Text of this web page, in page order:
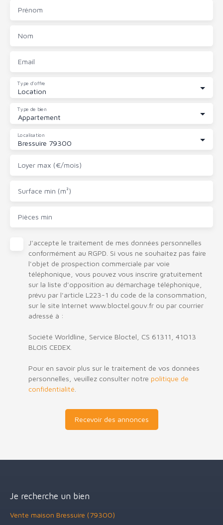
Prénom
Nom
Email
Location
Type d'offre
Appartement
Type de bien
Bressuire 79300
Localisation
Loyer max (€/mois)
Surface min (m²)
Pièces min
J'accepte le traitement de mes données personnelles
conformément au RGPD. Si vous ne souhaitez pas faire
l'objet de prospection commerciale par voie
téléphonique, vous pouvez vous inscrire gratuitement
sur la liste d'opposition au démarchage téléphonique,
prévu par l'article L223-1 du code de la consommation,
sur le site Internet www.bloctel.gouv.fr ou par courrier
adressé à :
Société Worldline, Service Bloctel, CS 61311, 41013
BLOIS CEDEX.
Pour en savoir plus sur le traitement de vos données
personnelles, veuillez consulter notre politique de
confidentialité
Recevoir des annonces
Je recherche un bien
Vente maison Bressuire (79300)